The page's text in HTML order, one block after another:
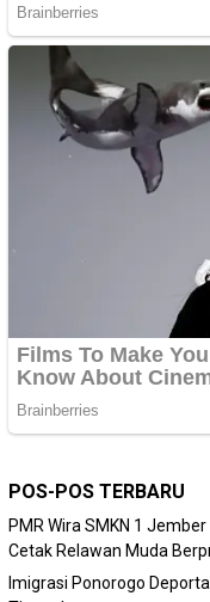
POS-POS TERBARU
PMR Wira SMKN 1
Cetak Relawan Muda
Imigrasi Ponorogo